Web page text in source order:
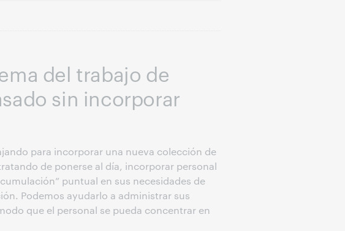
del trabajo de
sin incorporar
para incorporar una nueva colección de
de ponerse al día, incorporar personal
puntual en sus necesidades de
Podemos ayudarlo a administrar sus
que el personal se pueda concentrar en